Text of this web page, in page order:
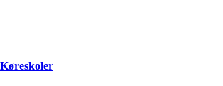
Køreskoler